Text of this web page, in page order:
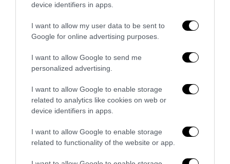
device identifiers in apps.
I want to allow my user data to be sent to
Google for online advertising purposes.
I want to allow Google to send me
personalized advertising.
I want to allow Google to enable storage
related to analytics like cookies on web or
device identifiers in apps.
I want to allow Google to enable storage
related to functionality of the website or app.
Senso del sacro, fiuto del gol: Mikel Merino e una
Spagna tornata alle origini